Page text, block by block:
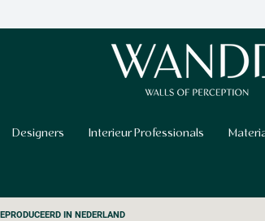
Designers Interieur Professionals
IN NEDERLAND